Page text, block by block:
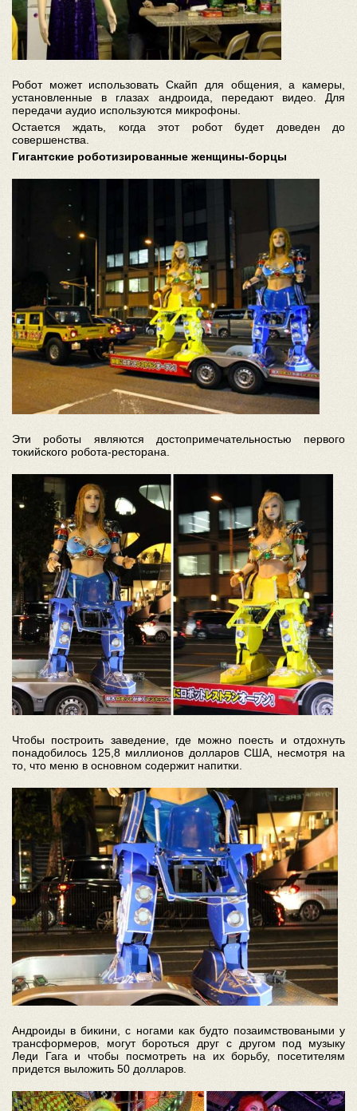
Робот может использовать Скайп для общения, а камеры,
установленные в глазах андроида, передают видео. Для
передачи аудио используются микрофоны.
Остается ждать, когда этот робот будет доведен до
совершенства.
Гигантские роботизированные женщины-борцы
Эти роботы являются достопримечательностью первого
токийского робота-ресторана.
Чтобы построить заведение, где можно поесть и отдохнуть
понадобилось 125,8 миллионов долларов США, несмотря на
то, что меню в основном содержит напитки.
Андроиды в бикини, с ногами как будто позаимствоваными у
трансформеров, могут бороться друг с другом под музыку
Леди Гага и чтобы посмотреть на их борьбу, посетителям
придется выложить 50 долларов.